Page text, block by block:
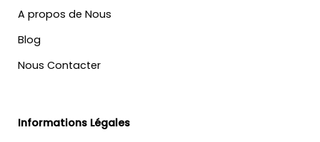
A propos de Nous
Blog
Nous Contacter
Informations Légales